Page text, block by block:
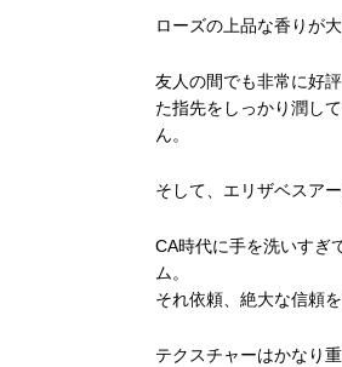
ローズの上品な香りが
友人の間でも非常に好
た指先をしっかり潤し
ん。
そして、エリザベスア
CA時代に手を洗いすぎ
ム。
それ依頼、絶大な信頼
テクスチャーはかなり